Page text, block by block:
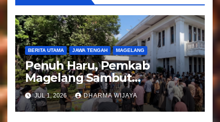
BERITA UTAMA JAWA TENGAH MAGELANG
Penuh Haru, Pemkab
Magelang Sambut
Kepulangan Jemaah Haji
Kloter 81
JUL 1, 2026 DHARMA WIJAYA